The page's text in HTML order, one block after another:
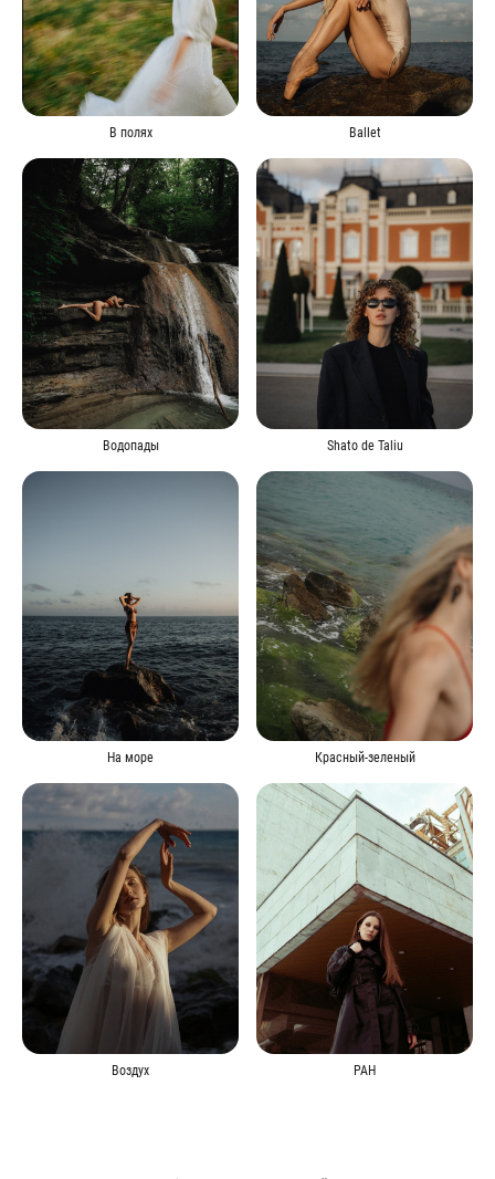
В полях Ballet
Водопады Shato de Taliu
На море Красный-зеленый
Воздух РАН